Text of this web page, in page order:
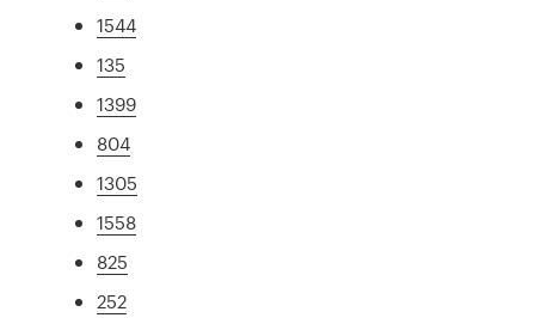
1544
135
1399
804
1305
1558
825
252